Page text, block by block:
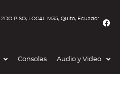
2DO PISO, LOCAL M35, Quito, Ecuador
Consolas Audio y Video